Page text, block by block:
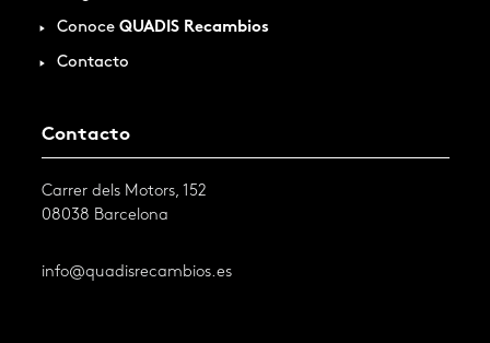
Conoce QUADIS Recambios
Contacto
Contacto
Carrer dels Motors, 152
08038 Barcelona
info@quadisrecambios.es